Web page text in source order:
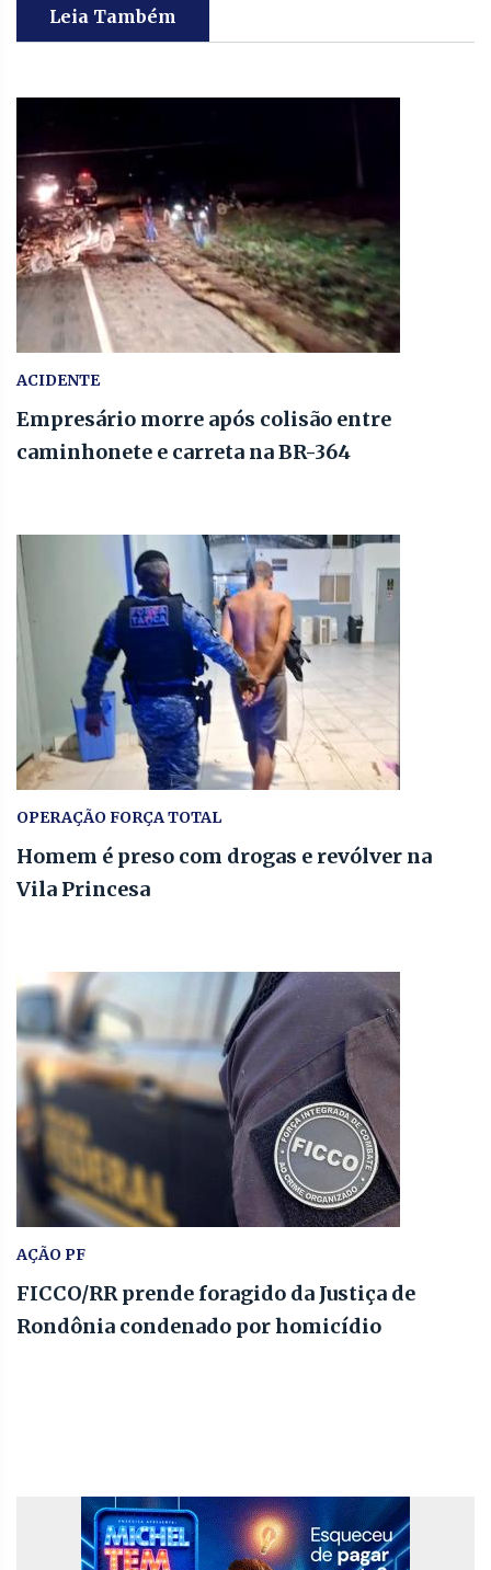
Leia Também
ACIDENTE
Empresário morre após colisão entre
caminhonete e carreta na BR-364
OPERAÇÃO FORÇA TOTAL
Homem é preso com drogas e revólver na
Vila Princesa
AÇÃO PF
FICCO/RR prende foragido da Justiça de
Rondônia condenado por homicídio